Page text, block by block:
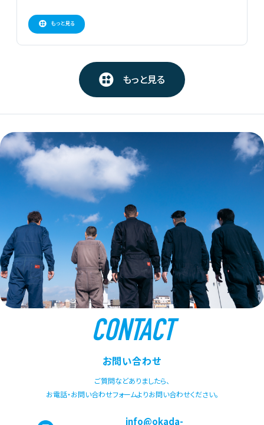
もっと見る
もっと見る
CONTACT
お問い合わせ
ご質問などありましたら、
お電話・お問い合わせフォームよりお問い合わせください。
info@okada-